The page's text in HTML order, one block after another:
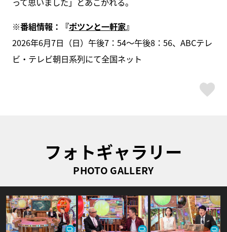
※番組情報：『ポツンと一軒家』
2026年6月7日（日）午後7：54～午後8：56、ABCテレ
ビ・テレビ朝日系列にて全国ネット
フォトギャラリー
PHOTO GALLERY